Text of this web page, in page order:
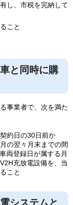
し、市税を完納して
こと
と同時に購
事業者で、次を満た
約日の30日前か
の翌々月末までの間
両登録日が属する月
充放電設備を、当
こと
システムと